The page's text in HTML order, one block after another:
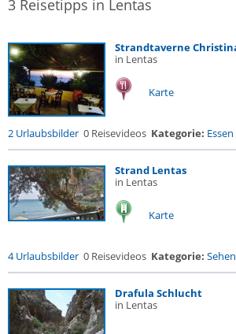
3 Reisetipps in Lentas
Strandtaverne
in Lentas
Karte
2 Urlaubsbilder 0 Reisevideos Kategorie:
Strand Lentas
in Lentas
Karte
4 Urlaubsbilder 0 Reisevideos Kategorie:
Drafula Schlucht
in Lentas